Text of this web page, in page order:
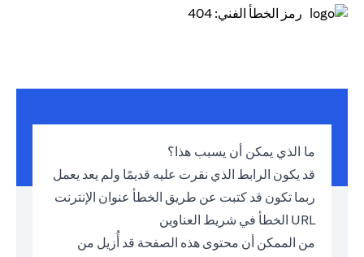
رمز الخطأ الفني: 404
ما الذي يمكن أن يسبب هذا؟
قد يكون الرابط الذي نقرت عليه قديمًا ولم يعد يعمل
ربما تكون قد كتبت عن طريق الخطأ عنوان الإنترنت
URL الخطأ في شريط العناوين
من الممكن أن محتوى هذه الصفحة قد أُزيل من